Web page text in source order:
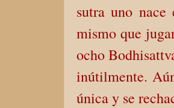
sutra uno
mismo que
ocho
inútilmente.
única y se